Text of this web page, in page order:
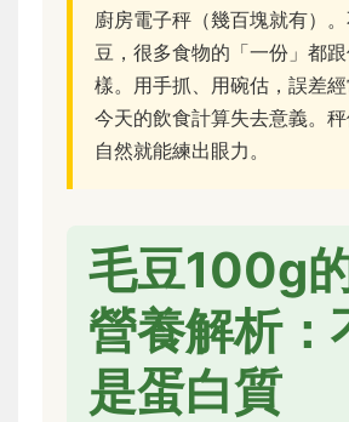
廚房電子秤（幾百塊就有）
豆，很多食物的「一份」都
樣。用手抓、用碗估，誤差
今天的飲食計算失去意義。
自然就能練出眼力。
毛豆100g
營養解析：
是蛋白質